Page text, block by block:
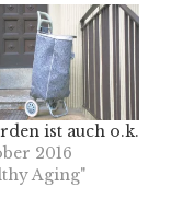
ist auch o.k.
2016
Aging"